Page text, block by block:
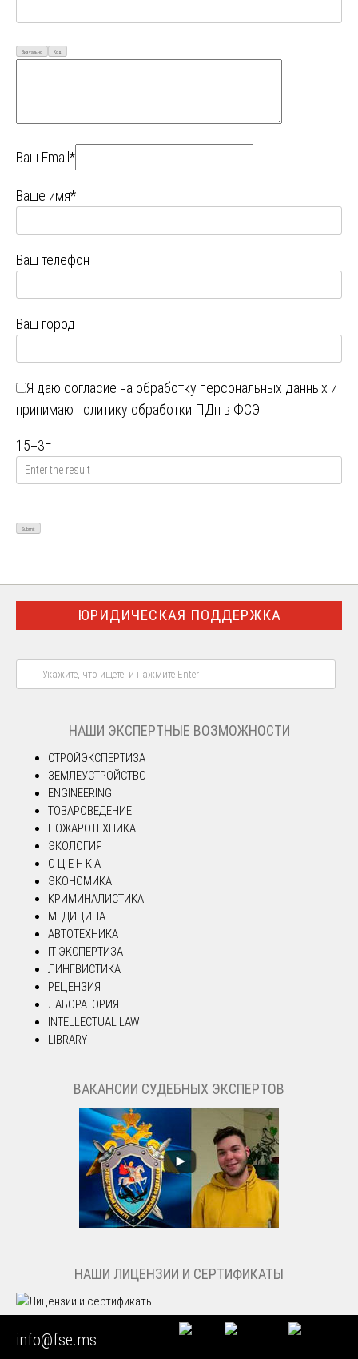
Визуально Код
Ваш Email*
Ваше имя*
Ваш телефон
Ваш город
Я даю согласие на обработку персональных данных и
принимаю политику обработки ПДн в ФСЭ
15+3=
ЮРИДИЧЕСКАЯ ПОДДЕРЖКА
НАШИ ЭКСПЕРТНЫЕ ВОЗМОЖНОСТИ
СТРОЙЭКСПЕРТИЗА
ЗЕМЛЕУСТРОЙСТВО
ENGINEERING
ТОВАРОВЕДЕНИЕ
ПОЖАРОТЕХНИКА
ЭКОЛОГИЯ
О Ц Е Н К А
ЭКОНОМИКА
КРИМИНАЛИСТИКА
МЕДИЦИНА
АВТОТЕХНИКА
IT ЭКСПЕРТИЗА
ЛИНГВИСТИКА
РЕЦЕНЗИЯ
ЛАБОРАТОРИЯ
INTELLECTUAL LAW
LIBRARY
ВАКАНСИИ СУДЕБНЫХ ЭКСПЕРТОВ
НАШИ ЛИЦЕНЗИИ И СЕРТИФИКАТЫ
все лицензии →
info@fse.ms